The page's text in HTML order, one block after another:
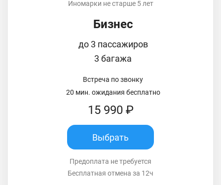
Иномарки не старше 5 лет
Бизнес
до 3 пассажиров
3 багажа
Встреча по звонку
20 мин. ожидания бесплатно
15 990 ₽
Выбрать
Предоплата не требуется
Бесплатная отмена за 12ч